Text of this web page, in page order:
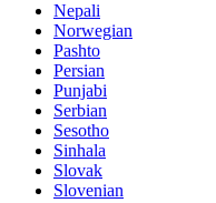
Nepali
Norwegian
Pashto
Persian
Punjabi
Serbian
Sesotho
Sinhala
Slovak
Slovenian